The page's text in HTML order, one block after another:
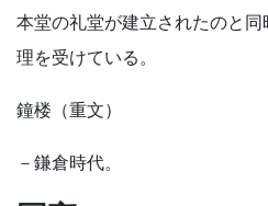
本堂の礼堂が建立されたのと
理を受けている。
鐘楼（重文）
－鎌倉時代。